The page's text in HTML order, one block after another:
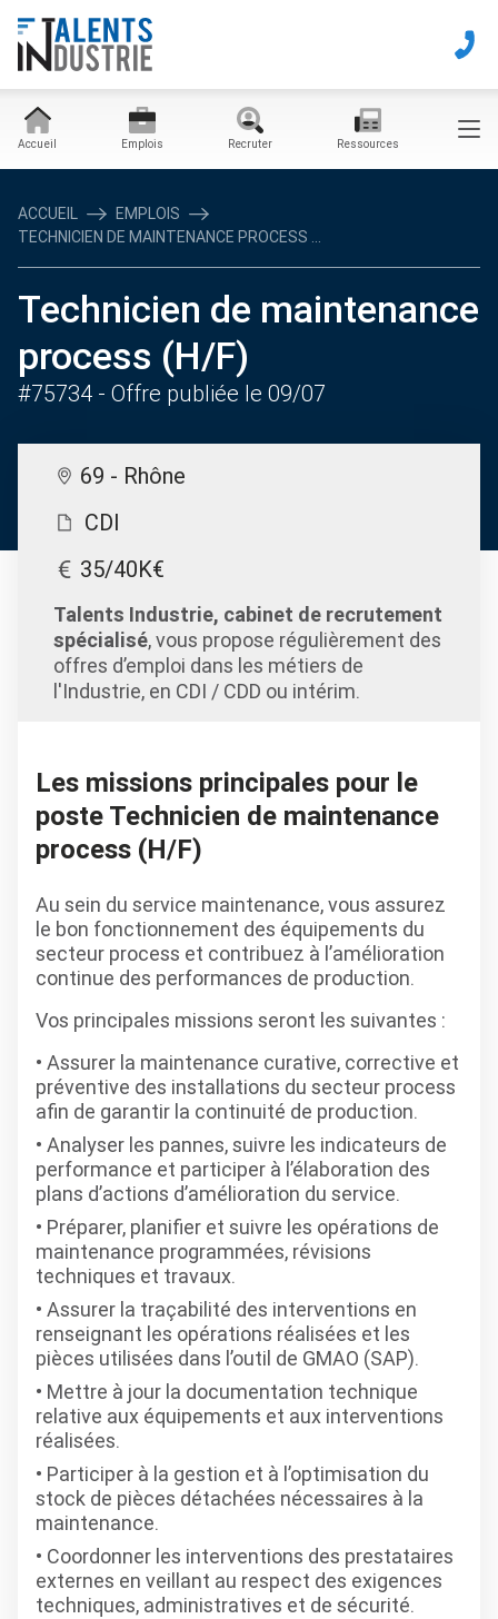
Accueil Emplois Recruter Ressources
ACCUEIL
EMPLOIS
TECHNICIEN DE MAINTENANCE PROCESS ...
Technicien de maintenance
process (H/F)
#75734 - Offre publiée le 09/07
69 - Rhône
CDI
35/40K€
Talents Industrie, cabinet de recrutement
spécialisé, vous propose régulièrement des
offres d’emploi dans les métiers de
l'Industrie, en CDI / CDD ou intérim.
Les missions principales pour le
poste Technicien de maintenance
process (H/F)
Au sein du service maintenance, vous assurez
le bon fonctionnement des équipements du
secteur process et contribuez à l’amélioration
continue des performances de production.
Vos principales missions seront les suivantes :
Assurer la maintenance curative, corrective et
préventive des installations du secteur process
afin de garantir la continuité de production.
Analyser les pannes, suivre les indicateurs de
performance et participer à l’élaboration des
plans d’actions d’amélioration du service.
Préparer, planifier et suivre les opérations de
maintenance programmées, révisions
techniques et travaux.
Assurer la traçabilité des interventions en
renseignant les opérations réalisées et les
pièces utilisées dans l’outil de GMAO (SAP).
Mettre à jour la documentation technique
relative aux équipements et aux interventions
réalisées.
Participer à la gestion et à l’optimisation du
stock de pièces détachées nécessaires à la
maintenance.
Coordonner les interventions des prestataires
externes en veillant au respect des exigences
techniques, administratives et de sécurité.